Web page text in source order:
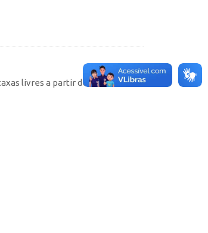
livres a partir de então